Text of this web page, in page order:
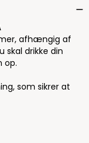
afhængig af
drikke din
op.
som sikrer at